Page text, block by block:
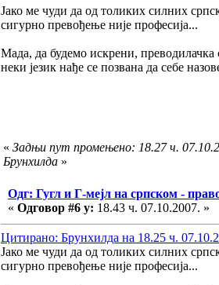
Јако ме чуди да од толиких силних
сигурно превођење није професија...
Мада, да будемо искрени,
неки језик нађе се позвана да себе
« Задњи пут промењено: 18.27 ч.
Брунхилда »
Одг: Гугл и Г-мејл на српском -
« Одговор #6 у: 18.43 ч. 07.10.2007. »
Цитирано: Брунхилда на 18.25 ч.
Јако ме чуди да од толиких силних
сигурно превођење није професија...